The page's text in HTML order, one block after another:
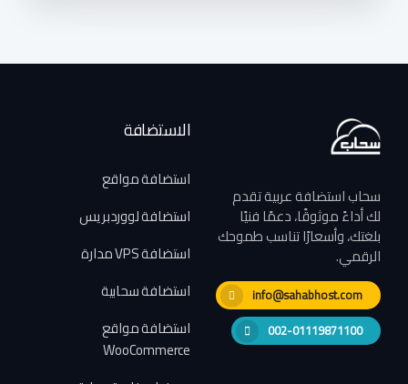
سحاب استضافة عربية تقدم
لك أداءً موثوقًا، دعمًا فنيًا
بلغتك، وأسعارًا تناسب طموحك
الرقمي.
info@sahabhost.com
002-01119871100
الاستضافة
استضافة مواقع
استضافة لووردبريس
استضافة VPS مدارة
استضافة سحابية
استضافة مواقع
WooCommerce